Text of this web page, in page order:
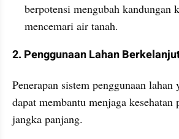
berpotensi mengubah kandungan
mencemari air tanah.
2. Penggunaan Lahan
Penerapan sistem penggunaan lahan
dapat membantu menjaga kesehatan
jangka panjang.